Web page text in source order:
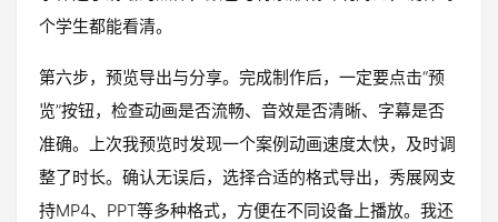
个学生都能看清。
第六步，预览导出与分享。完成制作后，一定要点击“预
览”按钮，检查动画是否流畅、音效是否清晰、字幕是否
准确。上次我预览时发现一个案例动画速度太快，及时调
整了时长。确认无误后，选择合适的格式导出，秀展网支
持MP4、PPT等多种格式，方便在不同设备上播放。我还